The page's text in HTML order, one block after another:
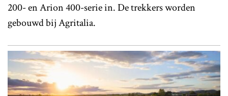
200- en Arion 400-serie in. De trekkers worden
gebouwd bij Agritalia.